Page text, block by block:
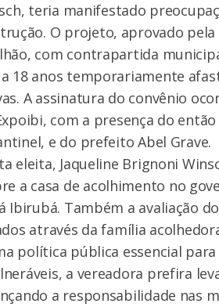
teria manifestado
O projeto, aprovado pela
com contrapartida
18 anos temporariamente
A assinatura do convênio
com a presença do
e do prefeito Abel Grave.
eleita, Jaqueline Brignoni
a casa de acolhimento no
Também a avaliação
através da família
política pública essencial
a vereadora prefira
a responsabilidade nas